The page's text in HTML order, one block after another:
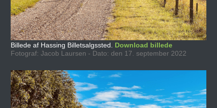
Billede af Hassing Billetsalgssted. Download billede
Fotograf: Jacob Laursen - Dato: den 17. september 2022